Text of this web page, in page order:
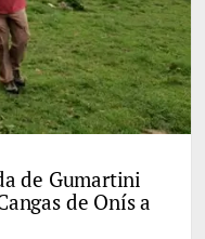
de Gumartini
de Onís a